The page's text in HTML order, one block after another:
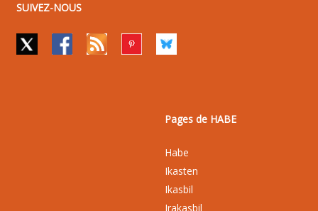
SUIVEZ-NOUS
Pages de HABE
Habe
Ikasten
Ikasbil
Irakasbil